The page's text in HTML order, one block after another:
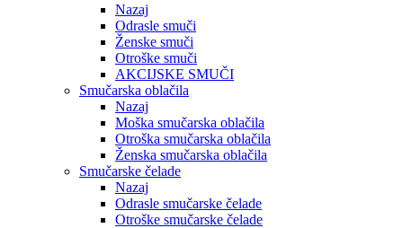
Nazaj
Odrasle smuči
Ženske smuči
Otroške smuči
AKCIJSKE SMUČI
Smučarska oblačila
Nazaj
Moška smučarska oblačila
Otroška smučarska oblačila
Ženska smučarska oblačila
Smučarske čelade
Nazaj
Odrasle smučarske čelade
Otroške smučarske čelade